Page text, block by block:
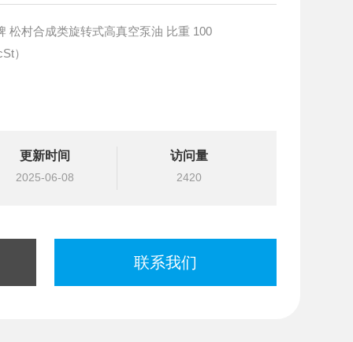
松村合成类旋转式高真空泵油 比重 100
cSt）
更新时间
2025-06-08
访问量
2420
联系我们